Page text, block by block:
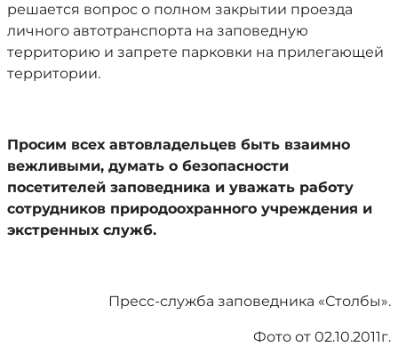
решается вопрос о полном закрытии проезда
личного автотранспорта на заповедную
территорию и запрете парковки на прилегающей
территории.
Просим всех автовладельцев быть взаимно
вежливыми, думать о безопасности
посетителей заповедника и уважать работу
сотрудников природоохранного учреждения и
экстренных служб.
Пресс-служба заповедника «Столбы».
Фото от 02.10.2011г.